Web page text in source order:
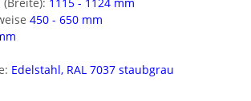
450 - 650 mm
: Edelstahl, RAL 7037 staubgrau